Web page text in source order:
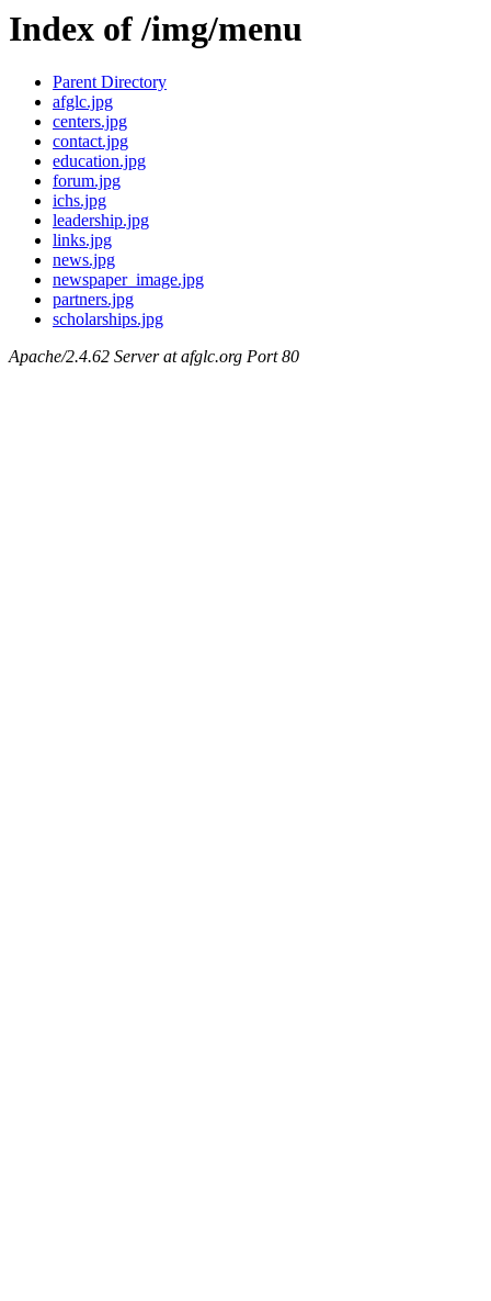
Index of /img/menu
Parent Directory
afglc.jpg
centers.jpg
contact.jpg
education.jpg
forum.jpg
ichs.jpg
leadership.jpg
links.jpg
news.jpg
newspaper_image.jpg
partners.jpg
scholarships.jpg
Apache/2.4.62 Server at afglc.org Port 80